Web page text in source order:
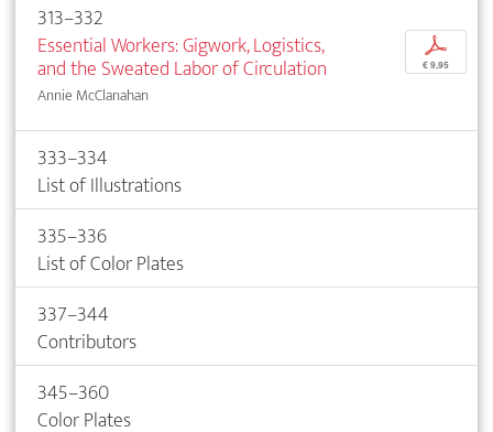
313–332
Essential Workers: Gigwork, Logistics,
and the Sweated Labor of Circulation
Annie McClanahan
p
€ 9,95
333–334
List of Illustrations
335–336
List of Color Plates
337–344
Contributors
345–360
Color Plates